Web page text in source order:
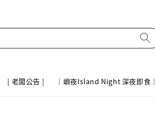
| 老闆公告 | ｜嶼夜Island Night 深夜即食｜